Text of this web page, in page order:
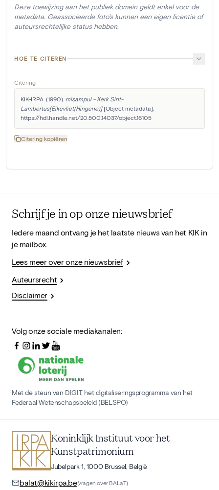
Deze toewijzing aan het publiek domein geldt enkel voor de
metadata. Geassocieerde foto's kunnen een eigen licentie of
auteursrechtelijke status hebben.
HOE TE CITEREN
Citering
KIK-IRPA. (1990). misampul - Kerk Sint-
Lambertus[Eikevliet(Hingene)] [Object metadata].
https://hdl.handle.net/20.500.14037/object.16105
Citering kopiëren
Schrijf je in op onze nieuwsbrief
Iedere maand ontvang je het laatste nieuws van het KIK in
je mailbox.
Lees meer over onze nieuwsbrief
Auteursrecht
Disclaimer
Volg onze sociale mediakanalen:
Met de steun van DIGIT, het digitaliseringsprogramma van het
Federaal Wetenschapsbeleid (BELSPO)
Koninklijk Instituut voor het
Kunstpatrimonium
Jubelpark 1, 1000 Brussel, België
balat@kikirpa.be(vragen over BALaT)